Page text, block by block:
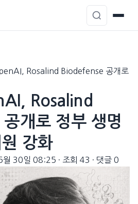
Rosalind Biodefense 공개로
Rosalind
개로 정부 생명
강화
월 30일 08:25 · 조회 43 · 댓글 0